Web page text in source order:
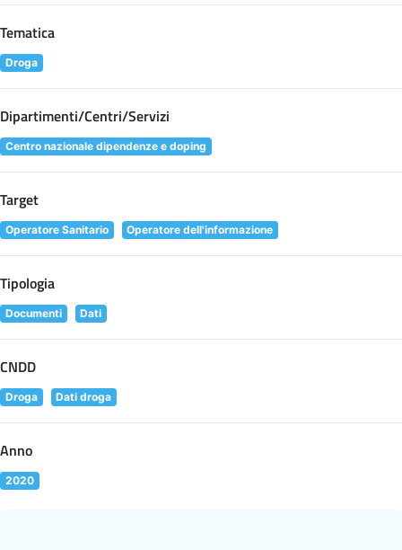
Tematica
Droga
Dipartimenti/Centri/Servizi
Centro nazionale dipendenze e doping
Target
Operatore Sanitario Operatore dell'informazione
Tipologia
Documenti Dati
CNDD
Droga Dati droga
Anno
2020